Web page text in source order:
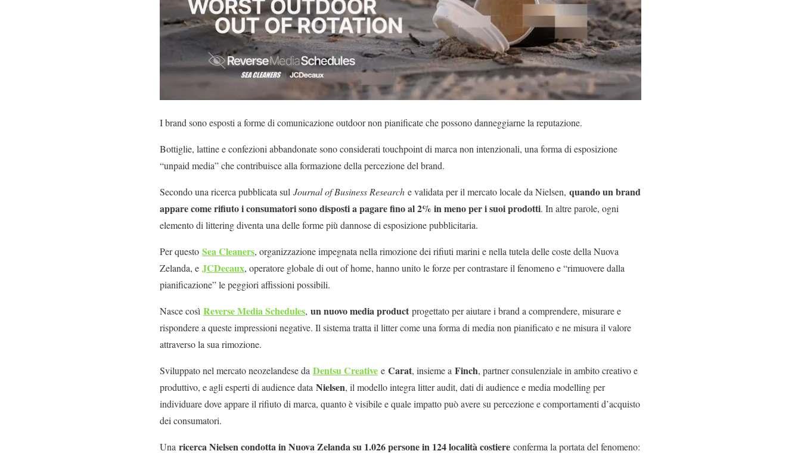
I brand sono esposti a forme di comunicazione outdoor non pianificate che possono danneggiarne la reputazione.
Bottiglie, lattine e confezioni abbandonate sono considerati touchpoint di marca non intenzionali, una forma di esposizione
“unpaid media” che contribuisce alla formazione della percezione del brand.
Secondo una ricerca pubblicata sul Journal of Business Research e validata per il mercato locale da Nielsen, quando un brand
appare come rifiuto i consumatori sono disposti a pagare fino al 2% in meno per i suoi prodotti. In altre parole, ogni
elemento di littering diventa una delle forme più dannose di esposizione pubblicitaria.
Per questo Sea Cleaners, organizzazione impegnata nella rimozione dei rifiuti marini e nella tutela delle coste della Nuova
Zelanda, e JCDecaux, operatore globale di out of home, hanno unito le forze per contrastare il fenomeno e “rimuovere dalla
pianificazione” le peggiori affissioni possibili.
Nasce così Reverse Media Schedules, un nuovo media product progettato per aiutare i brand a comprendere, misurare e
rispondere a queste impressioni negative. Il sistema tratta il litter come una forma di media non pianificato e ne misura il valore
attraverso la sua rimozione.
Sviluppato nel mercato neozelandese da Dentsu Creative e Carat, insieme a Finch, partner consulenziale in ambito creativo e
produttivo, e agli esperti di audience data Nielsen, il modello integra litter audit, dati di audience e media modelling per
individuare dove appare il rifiuto di marca, quanto è visibile e quale impatto può avere su percezione e comportamenti d’acquisto
dei consumatori.
Una ricerca Nielsen condotta in Nuova Zelanda su 1.026 persone in 124 località costiere conferma la portata del fenomeno: